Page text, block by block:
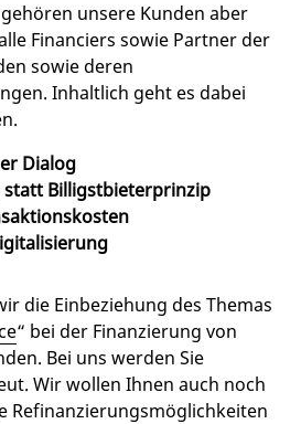
unsere Kunden aber
Financiers sowie Partner der
sowie deren
Inhaltlich geht es dabei
Dialog
Billigstbieterprinzip
die Einbeziehung des Themas
“ bei der Finanzierung von
Bei uns werden Sie
Wir wollen Ihnen auch noch
Refinanzierungsmöglichkeiten